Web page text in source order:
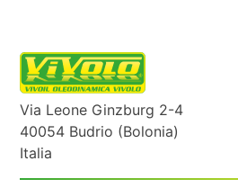
Via Leone Ginzburg 2-4
40054 Budrio (Bolonia)
Italia